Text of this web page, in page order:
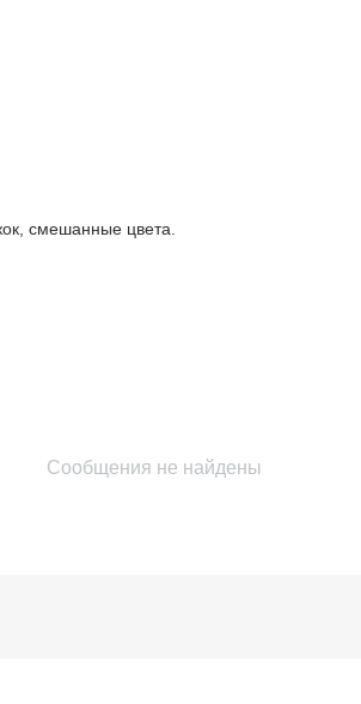
смешанные цвета.
Сообщения не найдены